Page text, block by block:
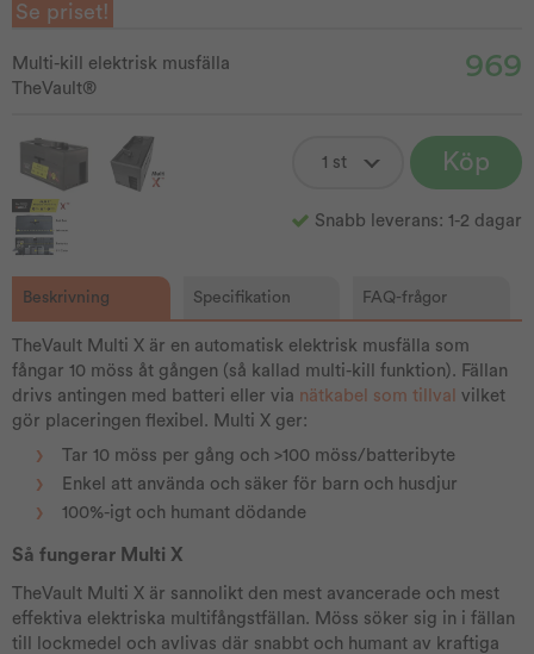
Se priset!
Multi-kill elektrisk musfälla
TheVault®
969
Köp
Snabb leverans: 1-2 dagar
Beskrivning Specifikation FAQ-frågor
TheVault Multi X är en automatisk elektrisk musfälla som
fångar 10 möss åt gången (så kallad multi-kill funktion). Fällan
drivs antingen med batteri eller via nätkabel som tillval vilket
gör placeringen flexibel. Multi X ger:
Tar 10 möss per gång och >100 möss/batteribyte
Enkel att använda och säker för barn och husdjur
100%-igt och humant dödande
Så fungerar Multi X
TheVault Multi X är sannolikt den mest avancerade och mest
effektiva elektriska multifångstfällan. Möss söker sig in i fällan
till lockmedel och avlivas där snabbt och humant av kraftiga